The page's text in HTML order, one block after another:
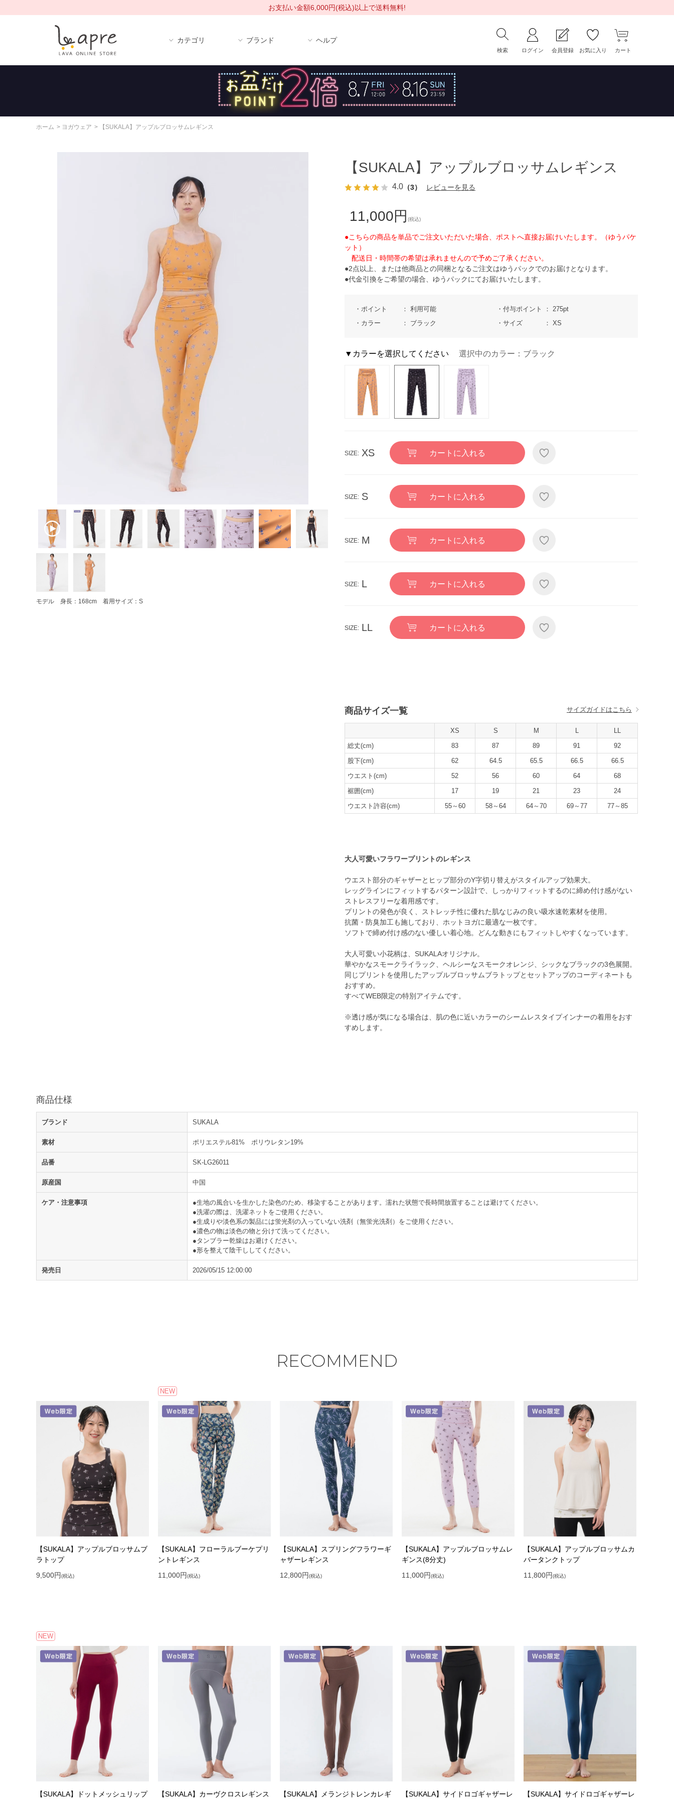
お支払い金額6,000円(税込)以上で送料無料!
カテゴリ ブランド ヘルプ
検索 ログイン 会員登録 お気に入り カート
ホーム > ヨガウェア > 【SUKALA】アップルブロッサムレギンス
モデル 身長：168cm 着用サイズ：S
【SUKALA】アップルブロッサムレギンス
4.0 （3） レビューを見る
11,000円 (税込)
●こちらの商品を単品でご注文いただいた場合、ポストへ直接お届けいたします。（ゆうパケ
ット）
配送日・時間帯の希望は承れませんので予めご了承ください。
●2点以上、または他商品との同梱となるご注文はゆうパックでのお届けとなります。
●代金引換をご希望の場合、ゆうパックにてお届けいたします。
ポイント
利用可能
カラー
ブラック
付与ポイント
275pt
サイズ
XS
▼カラーを選択してください 選択中のカラー：ブラック
XS カートに入れる
S カートに入れる
M カートに入れる
L カートに入れる
LL カートに入れる
商品サイズ一覧 サイズガイドはこちら
XS S M L
LL
総丈(cm)
83 87 89 91
92
股下(cm)
62 64.5 65.5 66.5
66.5
ウエスト(cm)
52 56 60 64
68
裾囲(cm)
17 19 21 23
24
ウエスト許容(cm)
55～60 58～64 64～70 69～77 77～85
大人可愛いフラワープリントのレギンス
ウエスト部分のギャザーとヒップ部分のY字切り替えがスタイルアップ効果大。
レッグラインにフィットするパターン設計で、しっかりフィットするのに締め付け感がない
ストレスフリーな着用感です。
プリントの発色が良く、ストレッチ性に優れた肌なじみの良い吸水速乾素材を使用。
抗菌・防臭加工も施しており、ホットヨガに最適な一枚です。
ソフトで締め付け感のない優しい着心地。どんな動きにもフィットしやすくなっています。
大人可愛い小花柄は、SUKALAオリジナル。
華やかなスモークライラック、ヘルシーなスモークオレンジ、シックなブラックの3色展開。
同じプリントを使用したアップルブロッサムブラトップとセットアップのコーディネートも
おすすめ。
すべてWEB限定の特別アイテムです。
※透け感が気になる場合は、肌の色に近いカラーのシームレスタイプインナーの着用をおす
すめします。
商品仕様
ブランド SUKALA
素材 ポリエステル81% ポリウレタン19%
品番 SK-LG26011
原産国 中国
ケア・注意事項
●生地の風合いを生かした染色のため、移染することがあります。濡れた状態で長時間放置することは避けてください。
●洗濯の際は、洗濯ネットをご使用ください。
●生成りや淡色系の製品には蛍光剤の入っていない洗剤（無蛍光洗剤）をご使用ください。
●濃色の物は淡色の物と分けて洗ってください。
●タンブラー乾燥はお避けください。
●形を整えて陰干ししてください。
発売日 2026/05/15 12:00:00
RECOMMEND
【SUKALA】アップルブロッサムブ
ラトップ
9,500円(税込)
NEW
【SUKALA】フローラルブーケプリ
ントレギンス
11,000円(税込)
【SUKALA】スプリングフラワーギ
ャザーレギンス
12,800円(税込)
【SUKALA】アップルブロッサムレ
ギンス(8分丈)
11,000円(税込)
【SUKALA】アップルブロッサムカ
バータンクトップ
11,800円(税込)
NEW
【SUKALA】ドットメッシュリップ 【SUKALA】カーヴクロスレギンス 【SUKALA】メランジトレンカレギ 【SUKALA】サイドロゴギャザーレ 【SUKALA】サイドロゴギャザーレ